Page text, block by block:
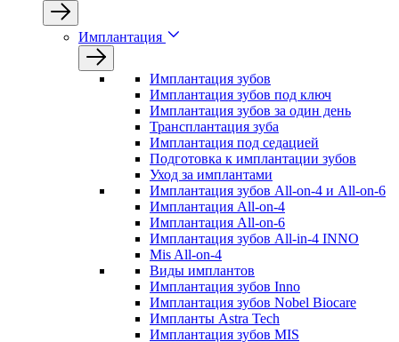
Имплантация
Имплантация зубов
Имплантация зубов под ключ
Имплантация зубов за один день
Трансплантация зуба
Имплантация под седацией
Подготовка к имплантации зубов
Уход за имплантами
Имплантация зубов All-on-4 и All-on-6
Имплантация All-on-4
Имплантация All-on-6
Имплантация зубов All-in-4 INNO
Mis All-on-4
Виды имплантов
Имплантация зубов Inno
Имплантация зубов Nobel Biocare
Импланты Astra Tech
Имплантация зубов MIS